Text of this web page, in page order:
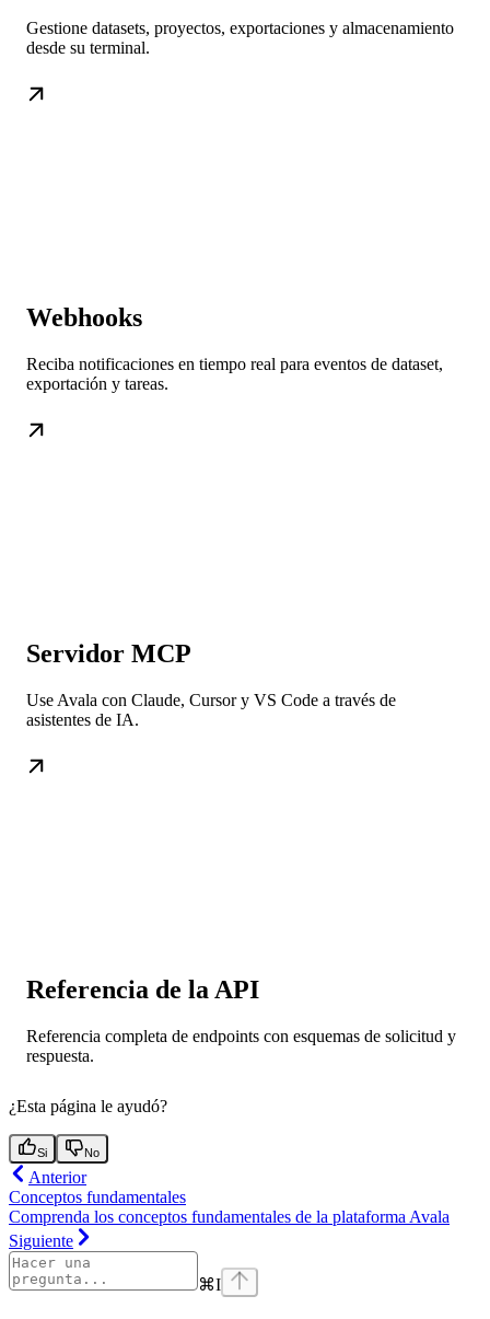
Gestione datasets, proyectos, exportaciones y almacenamiento
desde su terminal.
Webhooks
Reciba notificaciones en tiempo real para eventos de dataset,
exportación y tareas.
Servidor MCP
Use Avala con Claude, Cursor y VS Code a través de
asistentes de IA.
Referencia de la API
Referencia completa de endpoints con esquemas de solicitud y
respuesta.
¿Esta página le ayudó?
Si No
Anterior
Conceptos fundamentales
Comprenda los conceptos fundamentales de la plataforma Avala
Siguiente
⌘I